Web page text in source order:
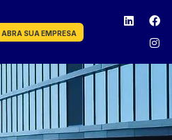
ABRA SUA EMPRESA